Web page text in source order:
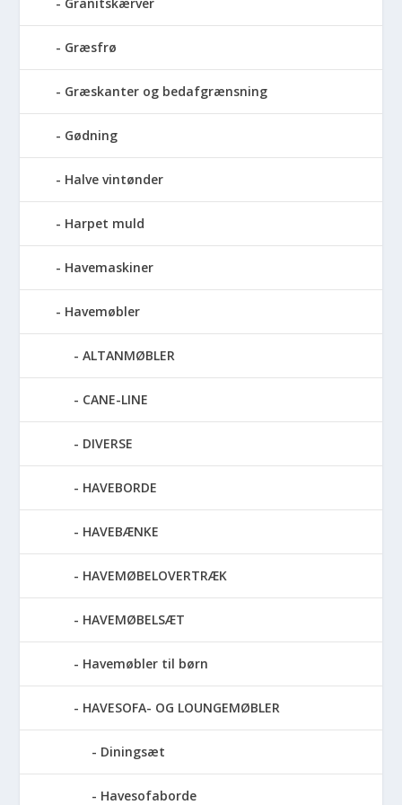
Græsfrø
Græskanter og bedafgrænsning
Gødning
Halve vintønder
Harpet muld
Havemaskiner
Havemøbler
ALTANMØBLER
CANE-LINE
DIVERSE
HAVEBORDE
HAVEBÆNKE
HAVEMØBELOVERTRÆK
HAVEMØBELSÆT
Havemøbler til børn
HAVESOFA- OG LOUNGEMØBLER
Diningsæt
Havesofaborde